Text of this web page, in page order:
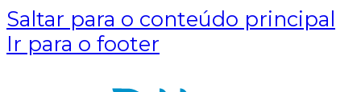
Saltar para o conteúdo principal
Ir para o footer